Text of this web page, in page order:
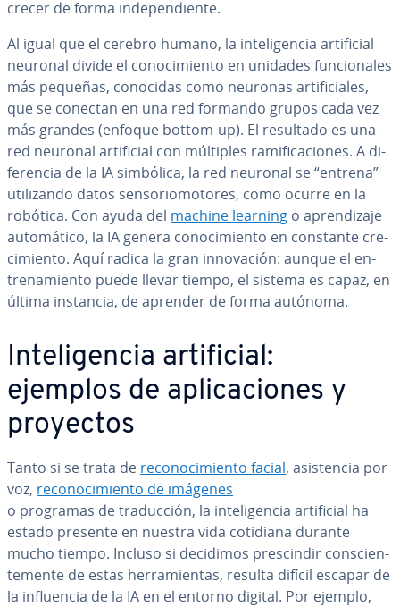
crecer de forma in­de­pe­n­die­n­te.
Al igual que el cerebro humano, la in­te­li­ge­n­cia ar­ti­fi­cial
neuronal divide el co­no­ci­mie­n­to en unidades fu­n­cio­na­les
más pequeñas, conocidas como neuronas ar­ti­fi­cia­les,
que se conectan en una red formando grupos cada vez
más grandes (enfoque bottom-up). El resultado es una
red neuronal ar­ti­fi­cial con múltiples ra­mi­fi­ca­cio­nes. A di­
fe­re­n­cia de la IA simbólica, la red neuronal se “entrena”
uti­li­za­n­do datos se­n­so­rio­mo­to­res, como ocurre en la
robótica. Con ayuda del machine learning o apre­n­di­za­je
au­to­má­ti­co, la IA genera co­no­ci­mie­n­to en constante cre­
ci­mie­n­to. Aquí radica la gran in­no­va­ción: aunque el en­
tre­na­mie­n­to puede llevar tiempo, el sistema es capaz, en
última instancia, de aprender de forma autónoma.
In­te­li­ge­n­cia ar­ti­fi­cial:
ejemplos de apli­ca­cio­nes y
proyectos
Tanto si se trata de re­co­no­ci­mie­n­to facial, asi­s­te­n­cia por
voz, re­co­no­ci­mie­n­to de imágenes
o programas de tra­du­c­ción, la in­te­li­ge­n­cia ar­ti­fi­cial ha
estado presente en nuestra vida cotidiana durante
mucho tiempo. Incluso si decidimos pre­s­ci­n­dir co­n­s­cie­n­
te­me­n­te de estas he­rra­mie­n­tas, resulta difícil escapar de
la in­flue­n­cia de la IA en el entorno digital. Por ejemplo,